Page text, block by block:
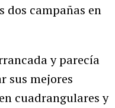
dos campañas en
y parecía
sus mejores
cuadrangulares y